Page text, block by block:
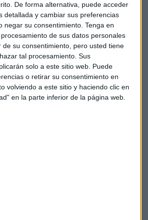
De forma alternativa, puede acceder
detallada y cambiar sus preferencias
negar su consentimiento. Tenga en
de sus datos personales
de su consentimiento, pero usted tiene
tal procesamiento. Sus
solo a este sitio web. Puede
o retirar su consentimiento en
volviendo a este sitio y haciendo clic en
en la parte inferior de la página web.
estadounidenses o una posible
con analistas, reconoce que
Unidos están aplazando pedidos
global. Presenta resultados el 28
alemánInfineoncompra a la
Technology el negocio deEthernet
2.500 millones de dólares en efectivo,